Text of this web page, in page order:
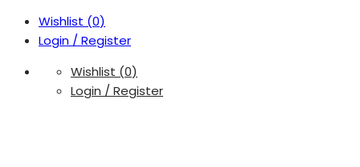
Wishlist (0)
Login / Register
Wishlist (0)
Login / Register